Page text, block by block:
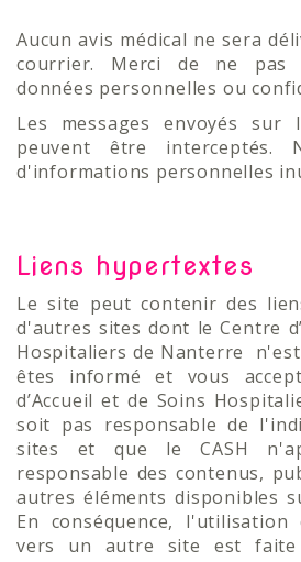
Aucun avis médical ne sera
courrier. Merci de ne pas
données personnelles ou
Les messages envoyés sur
peuvent être interceptés.
d'informations personnelles
Liens hypertextes
Le site peut contenir des
d'autres sites dont le Centre
Hospitaliers de Nanterre
êtes informé et vous
d’Accueil et de Soins
soit pas responsable de
sites et que le CASH
responsable des contenus,
autres éléments disponibles
En conséquence,
vers un autre site est faite